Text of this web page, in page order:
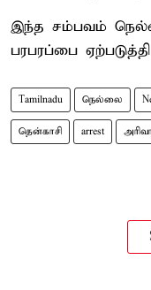
இந்த சம்பவம்
பரபரப்பை
Tamilnadu நெல்லை
தென்காசி arrest